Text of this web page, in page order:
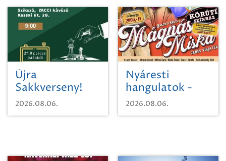
Újra
Sakkverseny!
2026.08.06.
Nyáresti
hangulatok -
Mágnás Miska
2026.08.06.